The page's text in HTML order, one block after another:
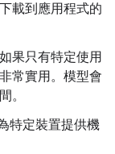
載到應用程式的
果只有特定使用
常實用。模型會
。
特定裝置提供機